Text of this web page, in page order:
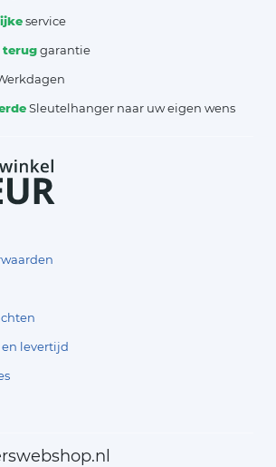
service
teruggarantie
Sleutelhanger naar uw eigen wens
levertijd